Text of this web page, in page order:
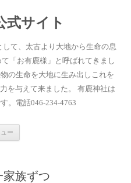
式サイト
て、太古より大地から生命の息
「お有鹿様」と呼ばれてきまし
の生命を大地に生み出しこれを
を与えて来ました。 有鹿神社は
。電話046-234-4763
ュー
へ
ス
家族ずつ